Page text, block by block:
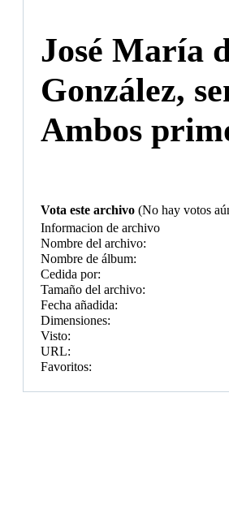
José María
González,
Ambos
Vota este archivo (No hay votos
Informacion de archivo
Nombre del archivo:
Nombre de álbum:
Cedida por:
Tamaño del archivo:
Fecha añadida:
Dimensiones:
Visto:
URL:
Favoritos: